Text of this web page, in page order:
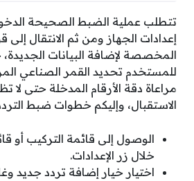
تتطلب عملية الضبط الصحيحة
إعدادات الجهاز ومن ثم الانتقال إلى
المخصصة لإضافة البيانات
للمستخدم تحديد القمر الصناعي
مراعاة دقة الأرقام المدخلة حتى
الاستقبال، وإليكم خطوات ضبط
الوصول إلى قائمة التركيب أو
خلال زر الإعدادات.
اختيار خيار إضافة تردد جديد